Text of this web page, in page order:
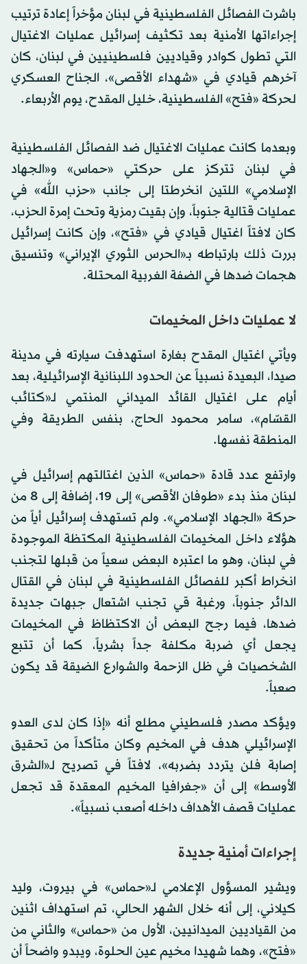
باشرت الفصائل الفلسطينية في لبنان مؤخراً إعادة ترتيب
إجراءاتها الأمنية بعد تكثيف إسرائيل عمليات الاغتيال
التي تطول كوادر وقياديين فلسطينيين في لبنان، كان
آخرهم قيادي في «شهداء الأقصى»، الجناح العسكري
لحركة «فتح» الفلسطينية، خليل المقدح، يوم الأربعاء.
وبعدما كانت عمليات الاغتيال ضد الفصائل الفلسطينية
في لبنان تتركز على حركتي «حماس» و«الجهاد
الإسلامي» اللتين انخرطتا إلى جانب «حزب الله» في
عمليات قتالية جنوباً، وإن بقيت رمزية وتحت إمرة الحزب،
كان لافتاً اغتيال قيادي في «فتح»، وإن كانت إسرائيل
بررت ذلك بارتباطه بـ«الحرس الثوري الإيراني» وتنسيق
هجمات ضدها في الضفة الغربية المحتلة.
لا عمليات داخل المخيمات
ويأتي اغتيال المقدح بغارة استهدفت سيارته في مدينة
صيدا، البعيدة نسبياً عن الحدود اللبنانية الإسرائيلية، بعد
أيام على اغتيال القائد الميداني المنتمي لـ«كتائب
القسّام»، سامر محمود الحاج، بنفس الطريقة وفي
المنطقة نفسها.
وارتفع عدد قادة «حماس» الذين اغتالتهم إسرائيل في
لبنان منذ بدء «طوفان الأقصى» إلى 19، إضافة إلى 8 من
حركة «الجهاد الإسلامي». ولم تستهدف إسرائيل أياً من
هؤلاء داخل المخيمات الفلسطينية المكتظة الموجودة
في لبنان، وهو ما اعتبره البعض سعياً من قبلها لتجنب
انخراط أكبر للفصائل الفلسطينية في لبنان في القتال
الدائر جنوباً، ورغبة قي تجنب اشتعال جبهات جديدة
ضدها، فيما رجح البعض أن الاكتظاظ في المخيمات
يجعل أي ضربة مكلفة جداً بشرياً، كما أن تتبع
الشخصيات في ظل الزحمة والشوارع الضيقة قد يكون
صعباً.
ويؤكد مصدر فلسطيني مطلع أنه «إذا كان لدى العدو
الإسرائيلي هدف في المخيم وكان متأكداً من تحقيق
إصابة فلن يتردد بضربه»، لافتاً في تصريح لـ«الشرق
الأوسط» إلى أن «جغرافيا المخيم المعقدة قد تجعل
عمليات قصف الأهداف داخله أصعب نسبياً».
إجراءات أمنية جديدة
ويشير المسؤول الإعلامي لـ«حماس» في بيروت، وليد
كيلاني، إلى أنه خلال الشهر الحالي، تم استهداف اثنين
من القياديين الميدانيين، الأول من «حماس» والثاني من
«فتح»، وهما شهيدا مخيم عين الحلوة، ويبدو واضحاً أن